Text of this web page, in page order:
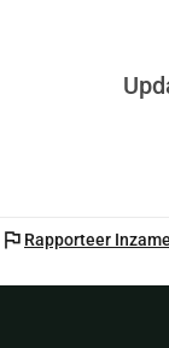
flag Rapporteer